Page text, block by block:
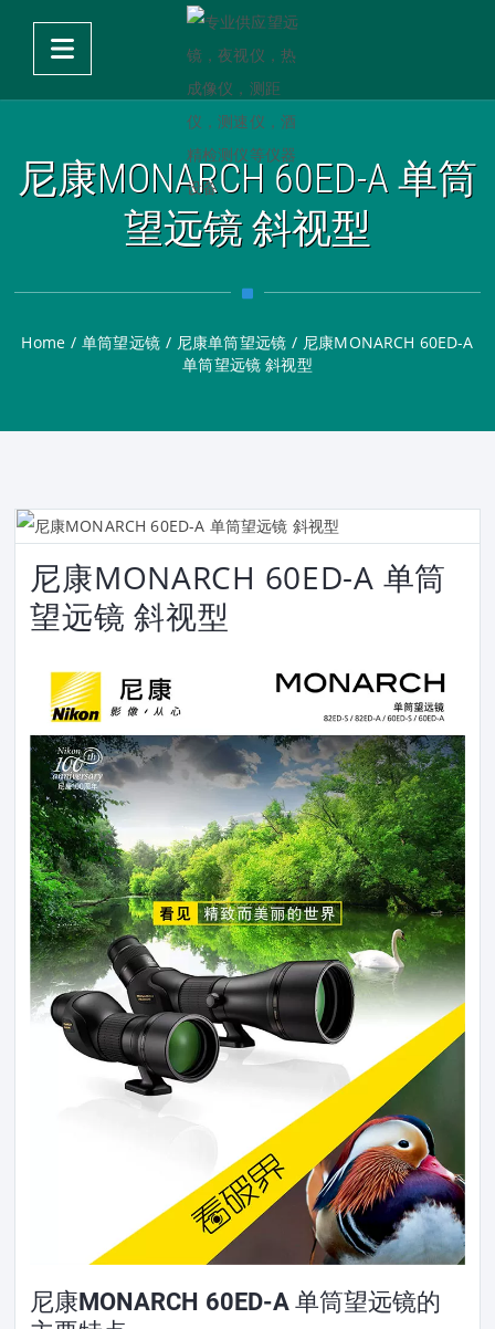
尼康MONARCH 60ED-A 单筒
望远镜 斜视型
Home / 单筒望远镜 / 尼康单筒望远镜 / 尼康MONARCH 60ED-A
单筒望远镜 斜视型
尼康MONARCH 60ED-A 单筒
望远镜 斜视型
尼康MONARCH 60ED-A 单筒望远镜的